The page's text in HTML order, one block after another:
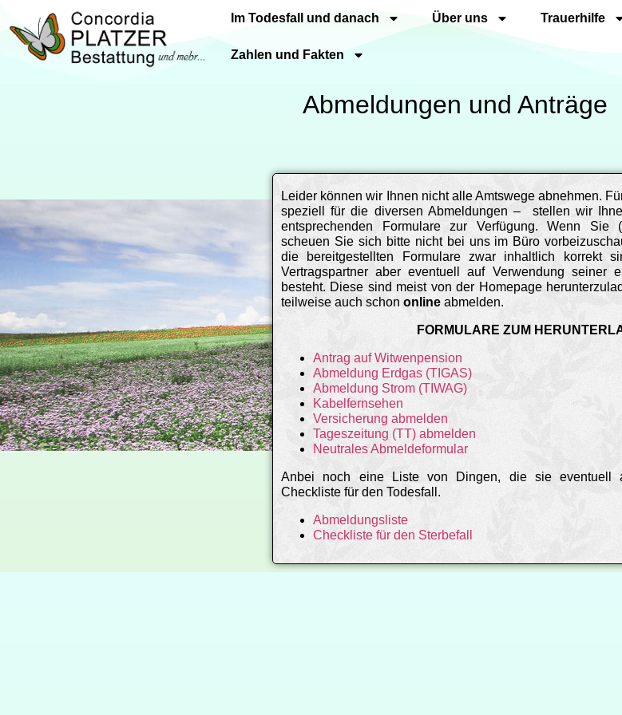
Im Todesfall und danach Über uns Trauerhilfe
Zahlen und Fakten
Abmeldungen und Anträge
Leider können wir Ihnen nicht alle Amtswege abnehmen.
speziell für die diversen Abmeldungen – stellen wir
entsprechenden Formulare zur Verfügung. Wenn Sie
scheuen Sie sich bitte nicht bei uns im Büro
die bereitgestellten Formulare zwar inhaltlich korrekt
Vertragspartner aber eventuell auf Verwendung seiner
besteht. Diese sind meist von der Homepage
teilweise auch schon online abmelden.
FORMULARE ZUM
Antrag auf Witwenpension
Abmeldung Erdgas (TIGAS)
Abmeldung Strom (TIWAG)
Kabelfernsehen
Versicherung abmelden
Tageszeitung (TT) abmelden
Neutrales Abmeldeformular
Anbei noch eine Liste von Dingen, die sie eventuell
Checkliste für den Todesfall.
Abmeldungsliste
Checkliste für den Sterbefall